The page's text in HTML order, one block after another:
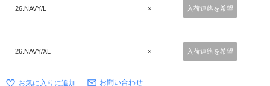
26.NAVY/L × 入荷連絡を希望
26.NAVY/XL × 入荷連絡を希望
お問い合わせ